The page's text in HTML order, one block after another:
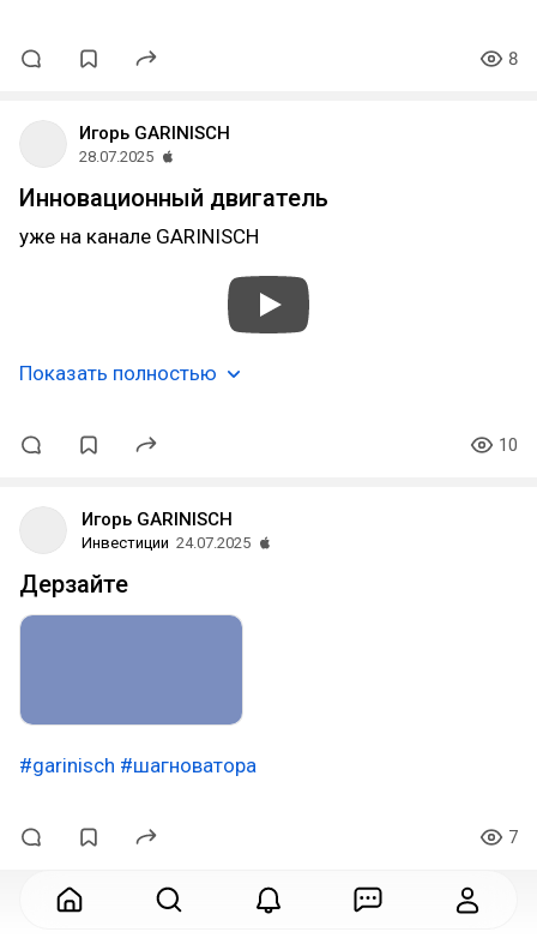
8
Игорь GARINISCH
28.07.2025
Инновационный двигатель
уже на канале GARINISCH
Показать полностью
10
Игорь GARINISCH
Инвестиции 24.07.2025
Дерзайте
#garinisch #шагноватора
7